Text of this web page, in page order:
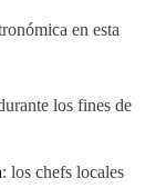
en esta
los fines de
: los chefs locales